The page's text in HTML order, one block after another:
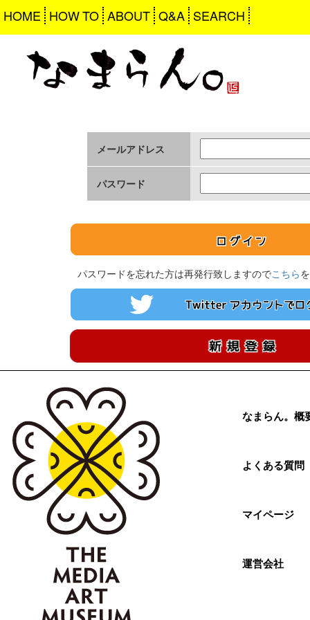
HOME HOW TO ABOUT Q&A SEARCH
メールアドレス
パスワード
パスワードを忘れた方は再発行致しますのでこちら
なまらん。概
よくある質問
マイページ
運営会社